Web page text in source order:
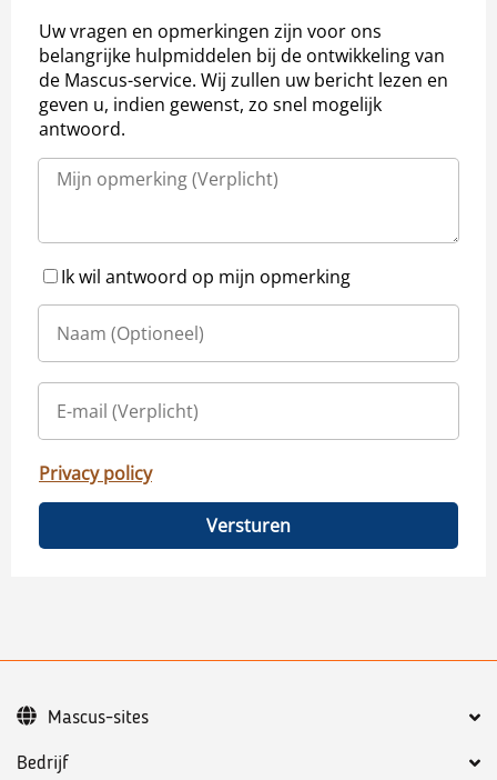
Uw vragen en opmerkingen zijn voor ons
belangrijke hulpmiddelen bij de ontwikkeling van
de Mascus-service. Wij zullen uw bericht lezen en
geven u, indien gewenst, zo snel mogelijk
antwoord.
Ik wil antwoord op mijn opmerking
Privacy policy
Versturen
Bedrijf
Mascus-sites